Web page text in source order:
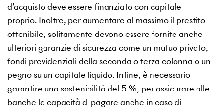
d’acquisto deve essere finanziato con capitale
proprio. Inoltre, per aumentare al massimo il prestito
ottenibile, solitamente devono essere fornite anche
ulteriori garanzie di sicurezza come un mutuo privato,
fondi previdenziali della seconda o terza colonna o un
pegno su un capitale liquido. Infine, è necessario
garantire una sostenibilità del 5 %, per assicurare alle
banche la capacità di pagare anche in caso di